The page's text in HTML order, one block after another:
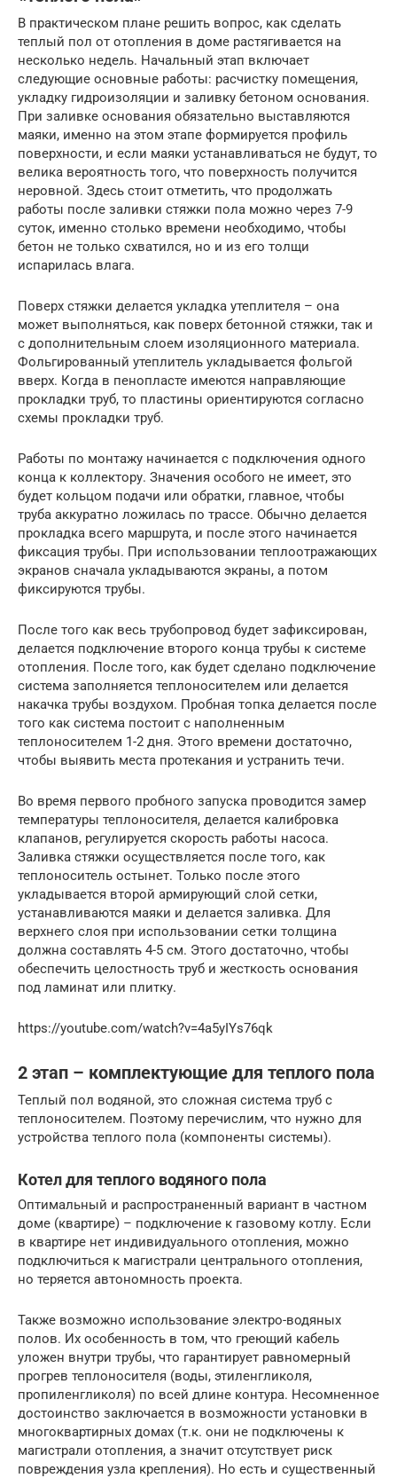
В практическом плане решить вопрос, как сделать
теплый пол от отопления в доме растягивается на
несколько недель. Начальный этап включает
следующие основные работы: расчистку помещения,
укладку гидроизоляции и заливку бетоном основания.
При заливке основания обязательно выставляются
маяки, именно на этом этапе формируется профиль
поверхности, и если маяки устанавливаться не будут, то
велика вероятность того, что поверхность получится
неровной. Здесь стоит отметить, что продолжать
работы после заливки стяжки пола можно через 7-9
суток, именно столько времени необходимо, чтобы
бетон не только схватился, но и из его толщи
испарилась влага.
Поверх стяжки делается укладка утеплителя – она
может выполняться, как поверх бетонной стяжки, так и
с дополнительным слоем изоляционного материала.
Фольгированный утеплитель укладывается фольгой
вверх. Когда в пенопласте имеются направляющие
прокладки труб, то пластины ориентируются согласно
схемы прокладки труб.
Работы по монтажу начинается с подключения одного
конца к коллектору. Значения особого не имеет, это
будет кольцом подачи или обратки, главное, чтобы
труба аккуратно ложилась по трассе. Обычно делается
прокладка всего маршрута, и после этого начинается
фиксация трубы. При использовании теплоотражающих
экранов сначала укладываются экраны, а потом
фиксируются трубы.
После того как весь трубопровод будет зафиксирован,
делается подключение второго конца трубы к системе
отопления. После того, как будет сделано подключение
система заполняется теплоносителем или делается
накачка трубы воздухом. Пробная топка делается после
того как система постоит с наполненным
теплоносителем 1-2 дня. Этого времени достаточно,
чтобы выявить места протекания и устранить течи.
Во время первого пробного запуска проводится замер
температуры теплоносителя, делается калибровка
клапанов, регулируется скорость работы насоса.
Заливка стяжки осуществляется после того, как
теплоноситель остынет. Только после этого
укладывается второй армирующий слой сетки,
устанавливаются маяки и делается заливка. Для
верхнего слоя при использовании сетки толщина
должна составлять 4-5 см. Этого достаточно, чтобы
обеспечить целостность труб и жесткость основания
под ламинат или плитку.
https://youtube.com/watch?v=4a5yIYs76qk
2 этап – комплектующие для теплого пола
Теплый пол водяной, это сложная система труб с
теплоносителем. Поэтому перечислим, что нужно для
устройства теплого пола (компоненты системы).
Котел для теплого водяного пола
Оптимальный и распространенный вариант в частном
доме (квартире) – подключение к газовому котлу. Если
в квартире нет индивидуального отопления, можно
подключиться к магистрали центрального отопления,
но теряется автономность проекта.
Также возможно использование электро-водяных
полов. Их особенность в том, что греющий кабель
уложен внутри трубы, что гарантирует равномерный
прогрев теплоносителя (воды, этиленгликоля,
пропиленгликоля) по всей длине контура. Несомненное
достоинство заключается в возможности установки в
многоквартирных домах (т.к. они не подключены к
магистрали отопления, а значит отсутствует риск
повреждения узла крепления). Но есть и существенный